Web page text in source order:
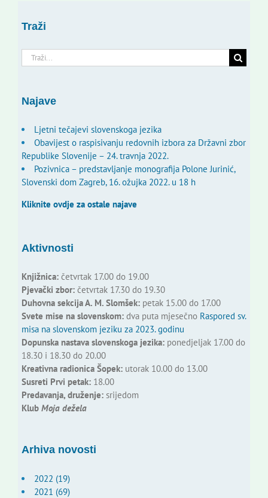
Traži
Traži...
Najave
Ljetni tečajevi slovenskoga jezika
Obavijest o raspisivanju redovnih izbora za Državni zbor
Republike Slovenije – 24. travnja 2022.
Pozivnica – predstavljanje monografija Polone Jurinić,
Slovenski dom Zagreb, 16. ožujka 2022. u 18 h
Kliknite ovdje za ostale najave
Aktivnosti
Knjižnica:četvrtak 17.00 do 19.00
Pjevački zbor:četvrtak 17.30 do 19.30
Duhovna sekcija A. M. Slomšek:petak 15.00 do 17.00
Svete mise na slovenskom:dva puta mjesečno Raspored sv.
misa na slovenskom jeziku za 2023. godinu
Dopunska nastava slovenskoga jezika:ponedjeljak 17.00 do
18.30 i 18.30 do 20.00
Kreativna radionica Šopek:utorak 10.00 do 13.00
Susreti Prvi petak:18.00
Predavanja, druženje:srijedom
Klub Moja dežela
Arhiva novosti
2022 (19)
2021 (69)